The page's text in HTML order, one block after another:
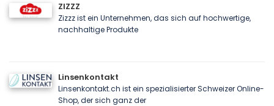
ZIZZZ
Zizzz ist ein Unternehmen, das sich auf hochwertige,
nachhaltige Produkte
Linsenkontakt
Linsenkontakt.ch ist ein spezialisierter Schweizer Online-
Shop, der sich ganz der